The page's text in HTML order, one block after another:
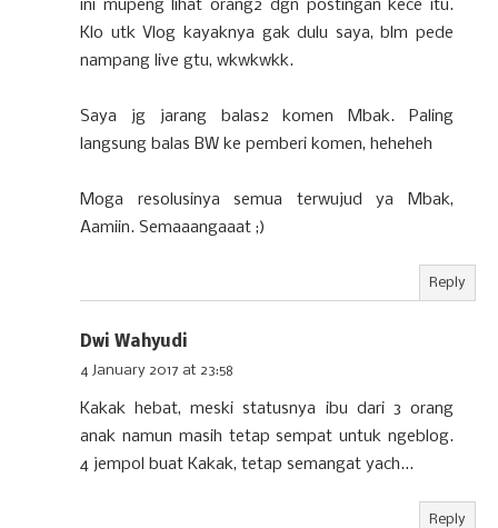
ini mupeng lihat orang2 dgn postingan kece itu.
Klo utk Vlog kayaknya gak dulu saya, blm pede
nampang live gtu, wkwkwkk.
Saya jg jarang balas2 komen Mbak. Paling
langsung balas BW ke pemberi komen, heheheh
Moga resolusinya semua terwujud ya Mbak,
Aamiin. Semaaangaaat ;)
Reply
Dwi Wahyudi
4 January 2017 at 23:58
Kakak hebat, meski statusnya ibu dari 3 orang
anak namun masih tetap sempat untuk ngeblog.
4 jempol buat Kakak, tetap semangat yach...
Reply